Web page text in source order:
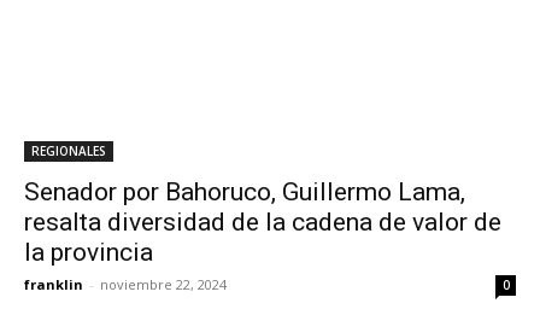
REGIONALES
Senador por Bahoruco, Guillermo Lama,
resalta diversidad de la cadena de valor de
la provincia
franklin - noviembre 22, 2024 0